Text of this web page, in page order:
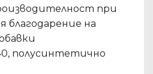
при
благодарение на
полусинтетично